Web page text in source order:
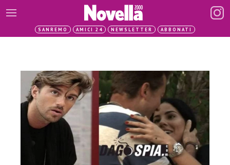
SANREMO AMICI 24 NEWSLETTER ABBONATI